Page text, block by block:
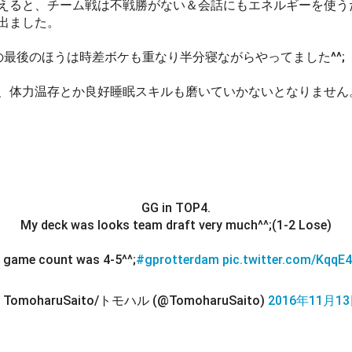
ると、チーム戦は不戦勝がない＆会話にもエネルギーを使
ました。
後のほうは時差ボケも重なり半分寝ながらやってました^^;
体力温存とか良好睡眠スキルも磨いていかないとなりません
GG in TOP4.
My deck was looks team draft very much^^;(1-2 Lose)
game count was 4-5^^;#gprotterdam pic.twitter.com/
トモハル (@TomoharuSaito) 2016年11月